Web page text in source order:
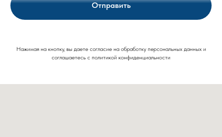
Отправить
Нажимая на кнопку, вы даете согласие на обработку персональных данных и
соглашаетесь c политикой конфиденциальности